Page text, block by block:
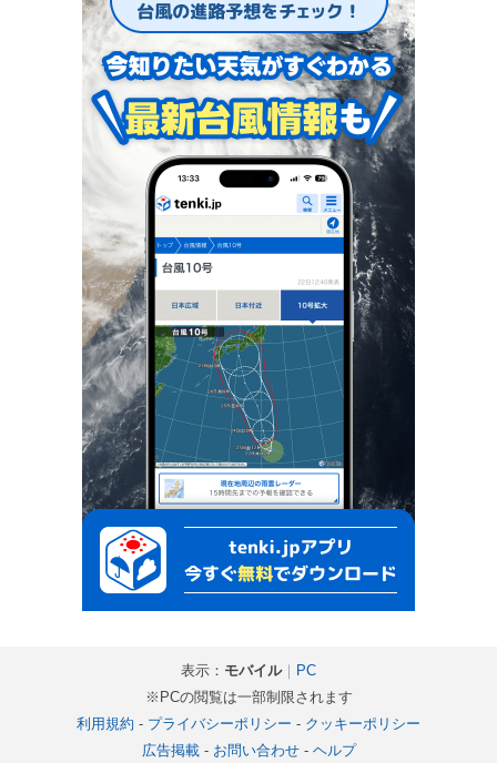
表示： モバイル｜ PC
※PCの閲覧は一部制限されます
利用規約 - プライバシーポリシー - クッキーポリシー
広告掲載- お問い合わせ- ヘルプ